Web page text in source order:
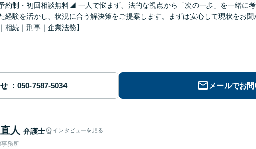
約制・初回相談無料◢ 一人で悩まず、法的な視点から「次の一歩」を一緒に
経験を活かし、状況に合う解決策をご提案します。まずは安心して現状をお
相続｜刑事｜企業法務】
メールでお
人 弁護士 インタビューを見る
事務所